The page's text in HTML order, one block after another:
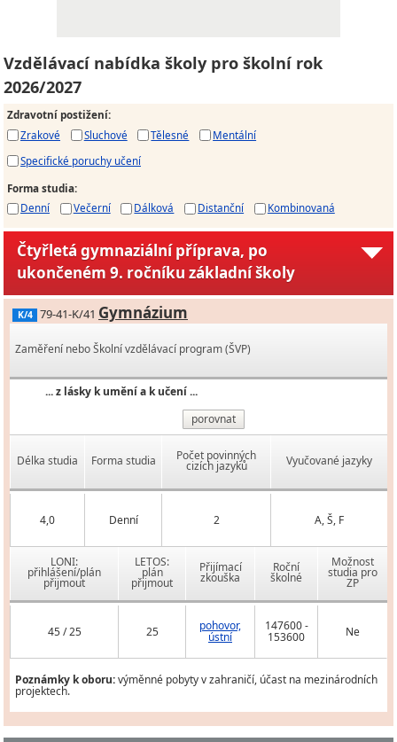
Vzdělávací nabídka školy pro školní rok
2026/2027
Zdravotní postižení:
Zrakové
Sluchové Tělesné
Mentální
Specifické poruchy učení
Forma studia:
Denní
Večerní Dálková Distanční Kombinovaná
Čtyřletá gymnaziální příprava, po
ukončeném 9. ročníku základní školy
K/4 79-41-K/41 Gymnázium
Zaměření nebo Školní vzdělávací program (ŠVP)
... z lásky k umění a k učení ...
porovnat
Délka studia Forma studia Počet povinných
cizích jazyků Vyučované jazyky
4,0 Denní 2 A, Š, F
LONI:
přihlášení/plán
přijmout
LETOS:
plán
přijmout
Přijímací
zkouška
Roční
školné
Možnost
studia pro
ZP
45 / 25 25 pohovor,
ústní
147600 -
153600 Ne
Poznámky k oboru:výměnné pobyty v zahraničí, účast na mezinárodních
projektech.